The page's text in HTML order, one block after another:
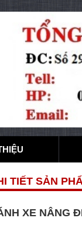
TIẾT SẢN
XE NÂNG